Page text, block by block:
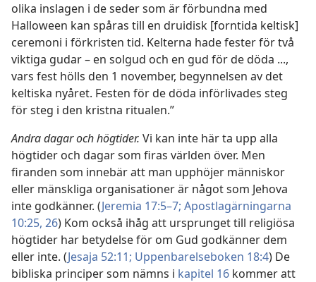
olika inslagen i de seder som är förbundna med
Halloween kan spåras till en druidisk [forntida keltisk]
ceremoni i förkristen tid. Kelterna hade fester för två
viktiga gudar – en solgud och en gud för de döda ...,
vars fest hölls den 1 november, begynnelsen av det
keltiska nyåret. Festen för de döda införlivades steg
för steg i den kristna ritualen.”
Andra dagar och högtider. Vi kan inte här ta upp alla
högtider och dagar som firas världen över. Men
firanden som innebär att man upphöjer människor
eller mänskliga organisationer är något som Jehova
inte godkänner. (Jeremia 17:5–7; Apostlagärningarna
10:25, 26) Kom också ihåg att ursprunget till religiösa
högtider har betydelse för om Gud godkänner dem
eller inte. (Jesaja 52:11; Uppenbarelseboken 18:4) De
bibliska principer som nämns i kapitel 16 kommer att